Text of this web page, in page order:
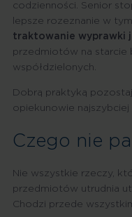
codzienności. Senior
lepsze rozeznanie w
traktowanie wyprawki
przedmiotów na starcie
współdzielonych.
Dobrą praktyką
opiekunowie
Czego nie
Nie wszystkie rzeczy,
przedmiotów utrudnia
Chodzi przede